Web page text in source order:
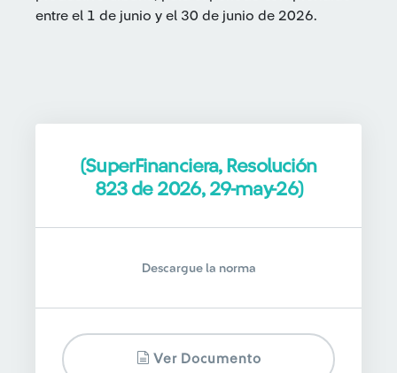
entre el 1 de junio y el 30 de junio de 2026.
(SuperFinanciera, Resolución
823 de 2026, 29-may-26)
Descargue la norma
Ver Documento